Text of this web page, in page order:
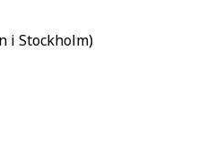
i Stockholm)